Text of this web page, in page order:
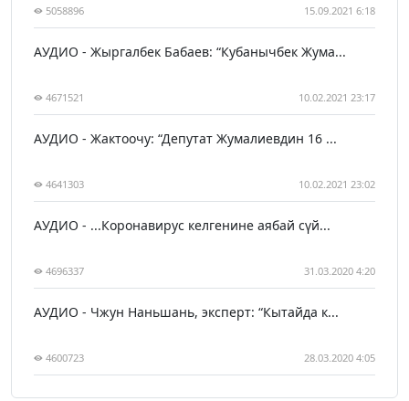
5058896 15.09.2021 6:18
АУДИО - Жыргалбек Бабаев: “Кубанычбек Жума...
4671521 10.02.2021 23:17
АУДИО - Жактоочу: “Депутат Жумалиевдин 16 ...
4641303 10.02.2021 23:02
АУДИО - ...Коронавирус келгенине аябай сүй...
4696337 31.03.2020 4:20
АУДИО - Чжун Наньшань, эксперт: “Кытайда к...
4600723 28.03.2020 4:05